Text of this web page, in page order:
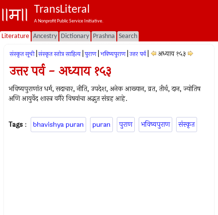
TransLiteral
A Nonprofit Public Service Initiative.
Literature Ancestry Dictionary Prashna Search
संस्कृत सूची संस्कृत स्तोत्र साहित्य पुराण भविष्यपुराण उत्तर पर्व अध्याय १५३
उत्तर पर्व - अध्याय १५३
भविष्यपुराणांत धर्म, सदाचार, नीति, उपदेश, अनेक आख्यान, व्रत, तीर्थ, दान, ज्योतिष
अणि आयुर्वेद शास्त्र वगैरे विषयांचा अद्भुत संग्रह आहे.
Tags : bhavishya puran puran पुराण भविष्यपुराण संस्कृत